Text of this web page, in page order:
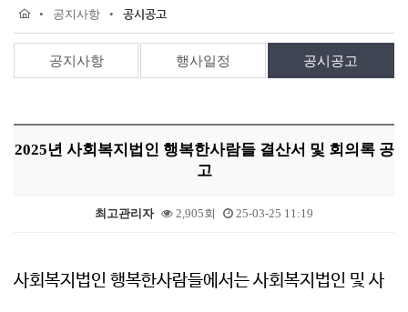
• 공지사항 • 공시공고
공지사항 행사일정 공시공고
2025년 사회복지법인 행복한사람들 결산서 및 회의록 공
고
최고관리자 2,905회 25-03-25 11:19
사회복지법인 행복한사람들에서는 사회복지법인 및 사